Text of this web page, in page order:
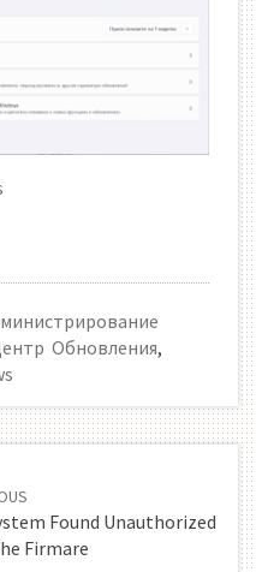
Обновления,
Found Unauthorized
Firmare